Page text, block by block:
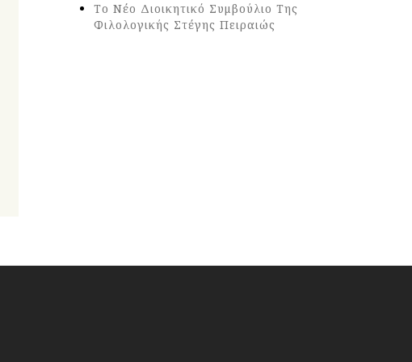
Το Νέο Διοικητικό Συμβούλιο Της
Φιλολογικής Στέγης Πειραιώς